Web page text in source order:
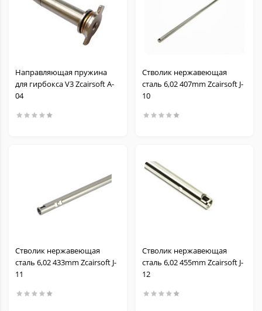
Направляющая пружина
для гирбокса V3 Zcairsoft A-
04
Стволик нержавеющая
сталь 6,02 407mm Zcairsoft J-
10
Стволик нержавеющая
сталь 6,02 433mm Zcairsoft J-
11
Стволик нержавеющая
сталь 6,02 455mm Zcairsoft J-
12